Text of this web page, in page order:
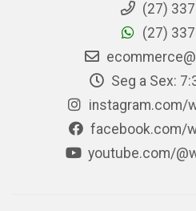
(27)
(27)
Seg a Sex:
instagram.com/
facebook.com/
youtube.com/